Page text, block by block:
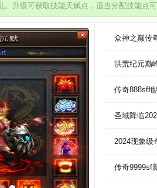
。升级可获取技能天赋点，适当分配技能点
进行挑战，每次击杀之后都是会给很多的
众神之巅传
洪荒纪元巅
传奇888sf
圣域降临
2024现象级
传奇9999sf